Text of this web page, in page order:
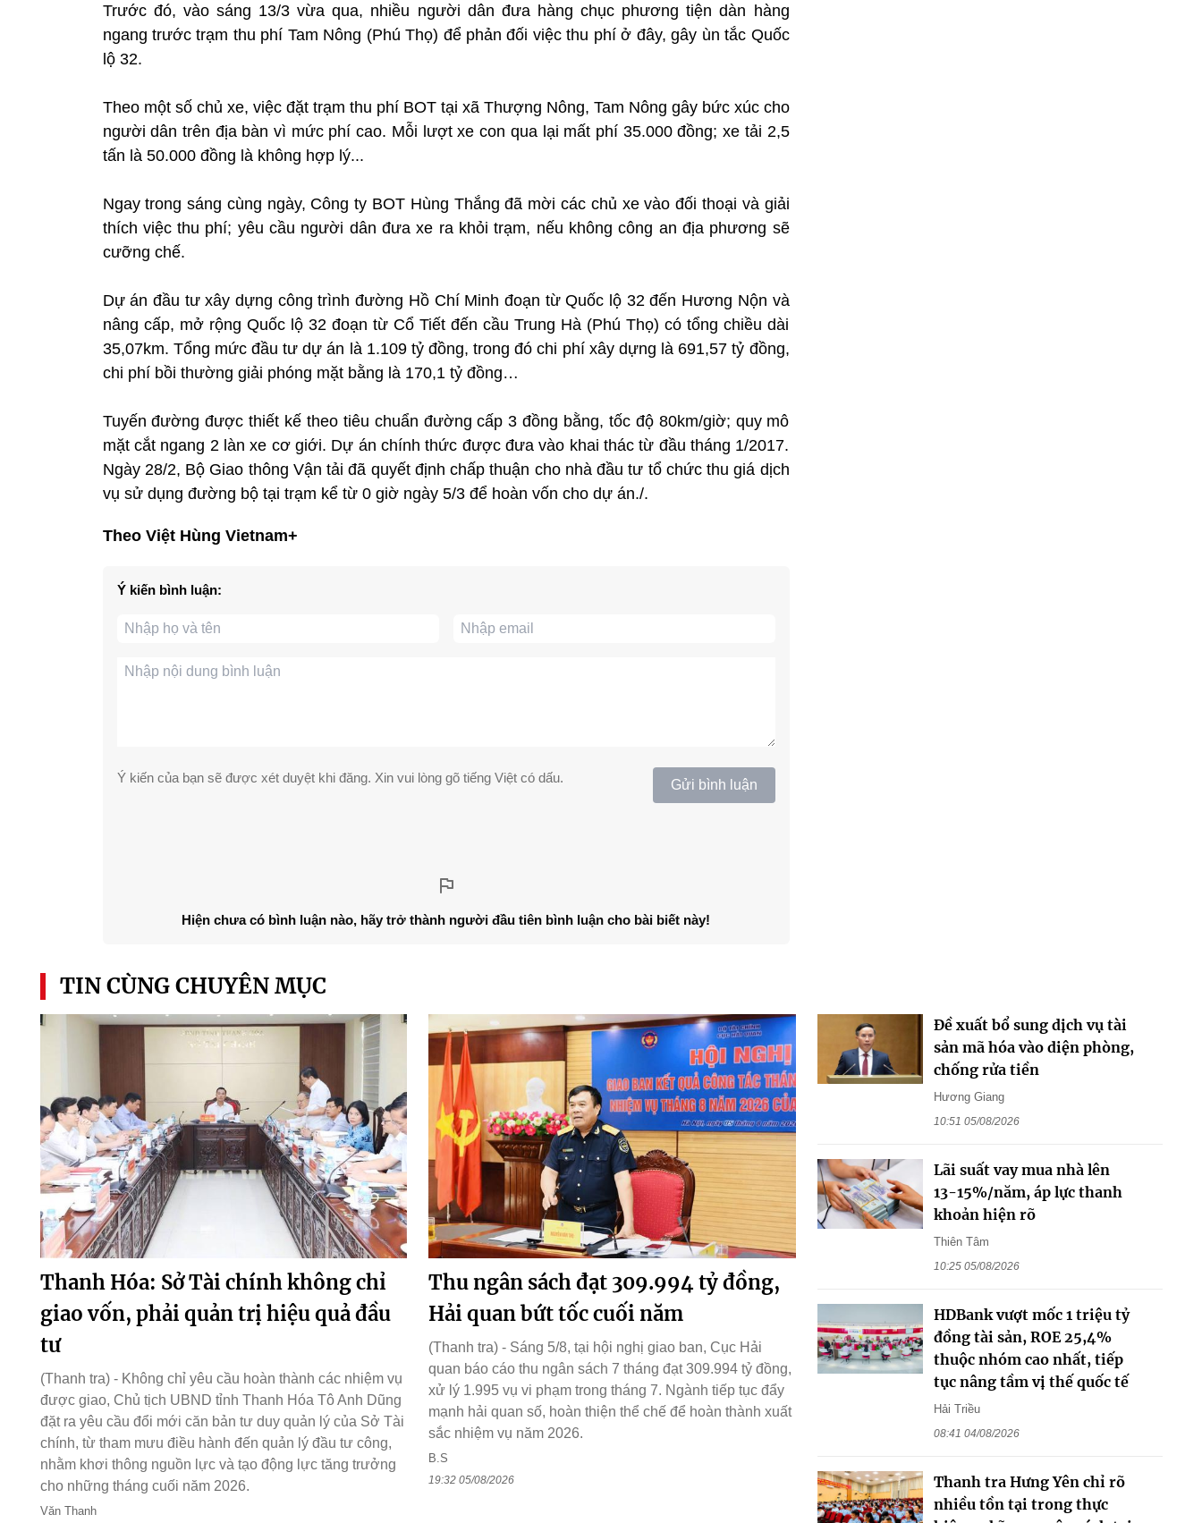
Trước đó, vào sáng 13/3 vừa qua, nhiều người dân đưa hàng chục phương tiện dàn hàng
ngang trước trạm thu phí Tam Nông (Phú Thọ) để phản đối việc thu phí ở đây, gây ùn tắc Quốc
lộ 32.
Theo một số chủ xe, việc đặt trạm thu phí BOT tại xã Thượng Nông, Tam Nông gây bức xúc cho
người dân trên địa bàn vì mức phí cao. Mỗi lượt xe con qua lại mất phí 35.000 đồng; xe tải 2,5
tấn là 50.000 đồng là không hợp lý...
Ngay trong sáng cùng ngày, Công ty BOT Hùng Thắng đã mời các chủ xe vào đối thoại và giải
thích việc thu phí; yêu cầu người dân đưa xe ra khỏi trạm, nếu không công an địa phương sẽ
cưỡng chế.
Dự án đầu tư xây dựng công trình đường Hồ Chí Minh đoạn từ Quốc lộ 32 đến Hương Nộn và
nâng cấp, mở rộng Quốc lộ 32 đoạn từ Cổ Tiết đến cầu Trung Hà (Phú Thọ) có tổng chiều dài
35,07km. Tổng mức đầu tư dự án là 1.109 tỷ đồng, trong đó chi phí xây dựng là 691,57 tỷ đồng,
chi phí bồi thường giải phóng mặt bằng là 170,1 tỷ đồng…
Tuyến đường được thiết kế theo tiêu chuẩn đường cấp 3 đồng bằng, tốc độ 80km/giờ; quy mô
mặt cắt ngang 2 làn xe cơ giới. Dự án chính thức được đưa vào khai thác từ đầu tháng 1/2017.
Ngày 28/2, Bộ Giao thông Vận tải đã quyết định chấp thuận cho nhà đầu tư tổ chức thu giá dịch
vụ sử dụng đường bộ tại trạm kể từ 0 giờ ngày 5/3 để hoàn vốn cho dự án./.
Theo Việt Hùng Vietnam+
Ý kiến bình luận:
Ý kiến của bạn sẽ được xét duyệt khi đăng. Xin vui lòng gõ tiếng Việt có dấu. Gửi bình luận
Hiện chưa có bình luận nào, hãy trở thành người đầu tiên bình luận cho bài biết này!
TIN CÙNG CHUYÊN MỤC
Thanh Hóa: Sở Tài chính không chỉ
giao vốn, phải quản trị hiệu quả đầu
tư
(Thanh tra) - Không chỉ yêu cầu hoàn thành các nhiệm vụ
được giao, Chủ tịch UBND tỉnh Thanh Hóa Tô Anh Dũng
đặt ra yêu cầu đổi mới căn bản tư duy quản lý của Sở Tài
chính, từ tham mưu điều hành đến quản lý đầu tư công,
nhằm khơi thông nguồn lực và tạo động lực tăng trưởng
cho những tháng cuối năm 2026.
Văn Thanh
Thu ngân sách đạt 309.994 tỷ đồng,
Hải quan bứt tốc cuối năm
(Thanh tra) - Sáng 5/8, tại hội nghị giao ban, Cục Hải
quan báo cáo thu ngân sách 7 tháng đạt 309.994 tỷ đồng,
xử lý 1.995 vụ vi phạm trong tháng 7. Ngành tiếp tục đẩy
mạnh hải quan số, hoàn thiện thể chế để hoàn thành xuất
sắc nhiệm vụ năm 2026.
B.S
19:32 05/08/2026
Đề xuất bổ sung dịch vụ tài
sản mã hóa vào diện phòng,
chống rửa tiền
Hương Giang
10:51 05/08/2026
Lãi suất vay mua nhà lên
13-15%/năm, áp lực thanh
khoản hiện rõ
Thiên Tâm
10:25 05/08/2026
HDBank vượt mốc 1 triệu tỷ
đồng tài sản, ROE 25,4%
thuộc nhóm cao nhất, tiếp
tục nâng tầm vị thế quốc tế
Hải Triều
08:41 04/08/2026
Thanh tra Hưng Yên chỉ rõ
nhiều tồn tại trong thực